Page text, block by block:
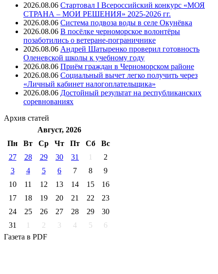
2026.08.06 Стартовал I Всероссийский конкурс «МОЯ
СТРАНА – МОИ РЕШЕНИЯ» 2025-2026 гг.
2026.08.06 Система подвоза воды в селе Окунёвка
2026.08.06 В посёлке черноморское волонтёры
позаботились о ветеране-пограничнике
2026.08.06 Андрей Шатыренко проверил готовность
Оленевской школы к учебному году
2026.08.06 Приём граждан в Черноморском районе
2026.08.06 Социальный вычет легко получить через
«Личный кабинет налогоплательщика»
2026.08.06 Достойный результат на республиканских
соревнованиях
Архив статей
Август, 2026
Пн
Вт Ср Чт Пт Cб
Вс
27
28 29 30 31 1
2
3
4 5 6 7 8
9
10
11 12 13 14 15
16
17
18 19 20 21 22
23
24
25 26 27 28 29
30
31
1 2 3 4 5
6
Газета в PDF